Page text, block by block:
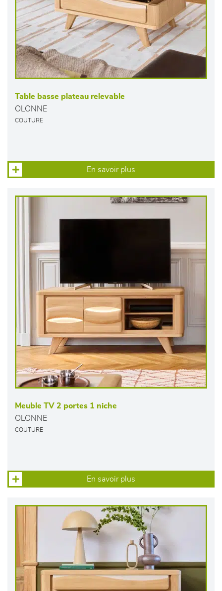
Table basse plateau relevable
OLONNE
COUTURE
En savoir plus
Meuble TV 2 portes 1 niche
OLONNE
COUTURE
En savoir plus